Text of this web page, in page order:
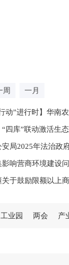
周 一月
行动”进行时】华南
四库”联动激活生
安局2025年法治政
影响营商环境建设
关于鼓励限额以上
中学举行
工业园 两会 产